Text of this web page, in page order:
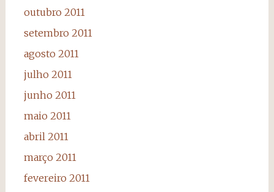
outubro 2011
setembro 2011
agosto 2011
julho 2011
junho 2011
maio 2011
abril 2011
março 2011
fevereiro 2011